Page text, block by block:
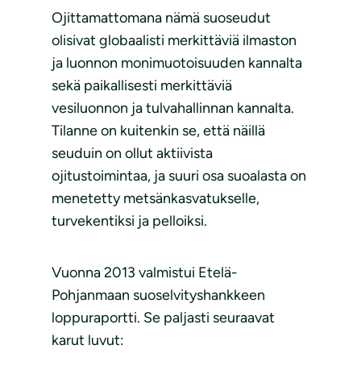
Ojittamattomana nämä suoseudut
olisivat globaalisti merkittäviä ilmaston
ja luonnon monimuotoisuuden kannalta
sekä paikallisesti merkittäviä
vesiluonnon ja tulvahallinnan kannalta.
Tilanne on kuitenkin se, että näillä
seuduin on ollut aktiivista
ojitustoimintaa, ja suuri osa suoalasta on
menetetty metsänkasvatukselle,
turvekentiksi ja pelloiksi.
Vuonna 2013 valmistui Etelä-
Pohjanmaan suoselvityshankkeen
loppuraportti. Se paljasti seuraavat
karut luvut: